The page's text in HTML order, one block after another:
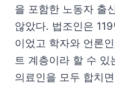
을 포함한 노동자 출
않았다. 법조인은
이었고 학자와 언론
트 계층이라 할 수 있
의료인을 모두 합치